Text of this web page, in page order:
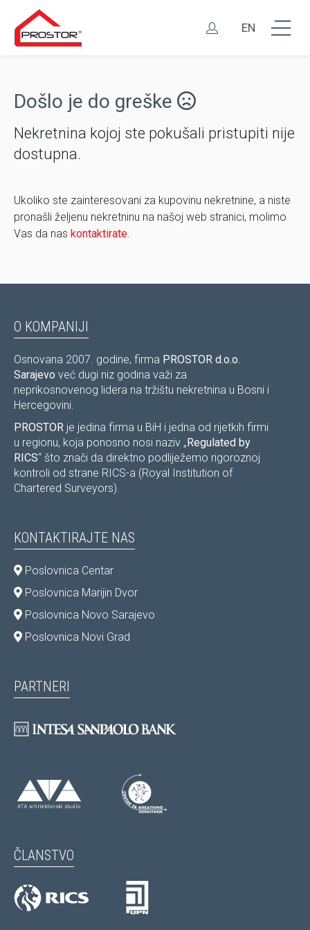
EN
Došlo je do greške
Nekretnina kojoj ste pokušali pristupiti nije
dostupna.
Ukoliko ste zainteresovani za kupovinu nekretnine, a niste
pronašli željenu nekretninu na našoj web stranici, molimo
Vas da nas kontaktirate.
O KOMPANIJI
Osnovana 2007. godine, firma PROSTOR d.o.o.
Sarajevo već dugi niz godina važi za
neprikosnovenog lidera na tržištu nekretnina u Bosni i
Hercegovini.
PROSTOR je jedina firma u BiH i jedna od rijetkih firmi
u regionu, koja ponosno nosi naziv „Regulated by
RICS“ što znači da direktno podliježemo rigoroznoj
kontroli od strane RICS-a (Royal Institution of
Chartered Surveyors).
KONTAKTIRAJTE NAS
Poslovnica Centar
Poslovnica Marijin Dvor
Poslovnica Novo Sarajevo
Poslovnica Novi Grad
PARTNERI
ČLANSTVO